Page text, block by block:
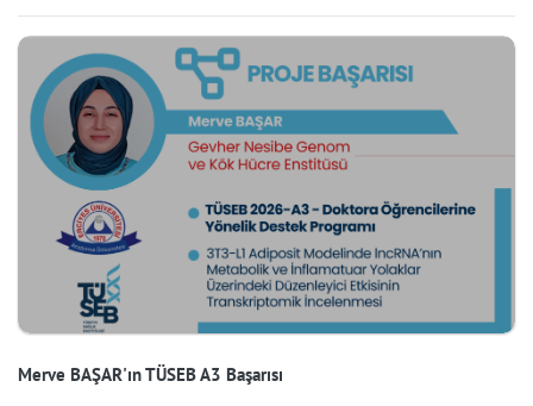
Merve BAŞAR'ın TÜSEB A3 Başarısı